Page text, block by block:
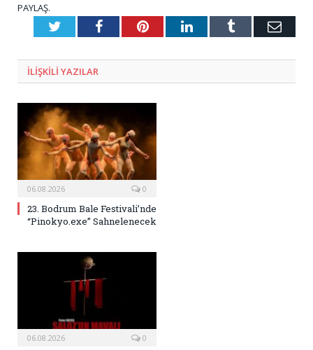
PAYLAŞ.
TwitterFacebookPinterestLinkedInTumblr E-
ILIŞKILI YAZILAR
06.08.2026 0
23. Bodrum Bale Festivali’nde
“Pinokyo.exe” Sahnelenecek
06.08.2026 0